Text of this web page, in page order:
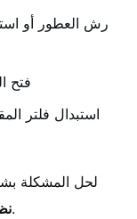
رش العطور أو
فتح
استبدال فلتر
لحل المشكلة
، وخاصة قنوات الهواء والمبخر.